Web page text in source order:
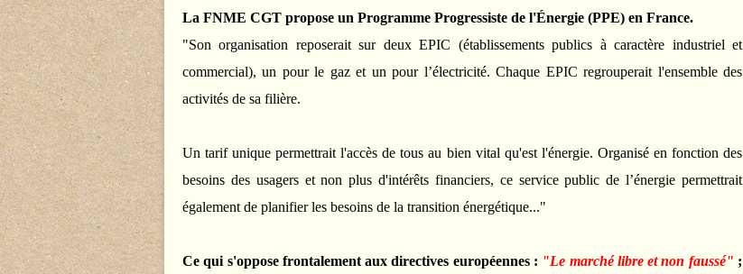
La FNME CGT propose un Programme Progressiste de l'Énergie (PPE) en France.
"Son organisation reposerait sur deux EPIC (établissements publics à caractère industriel et
commercial), un pour le gaz et un pour l’électricité. Chaque EPIC regrouperait l'ensemble des
activités de sa filière.
Un tarif unique permettrait l'accès de tous au bien vital qu'est l'énergie. Organisé en fonction des
besoins des usagers et non plus d'intérêts financiers, ce service public de l’énergie permettrait
également de planifier les besoins de la transition énergétique..."
Ce qui s'oppose frontalement aux directives européennes : "Le marché libre et non faussé" ;